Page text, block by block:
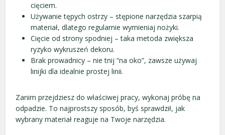
cięciem.
Używanie tępych ostrzy – stępione narzędzia szarpią
materiał, dlatego regularnie wymieniaj nożyki.
Cięcie od strony spodniej – taka metoda zwiększa
ryzyko wykruszeń dekoru.
Brak prowadnicy – nie tnij “na oko”, zawsze używaj
linijki dla idealnie prostej linii.
Zanim przejdziesz do właściwej pracy, wykonaj próbę na
odpadzie. To najprostszy sposób, byś sprawdził, jak
wybrany materiał reaguje na Twoje narzędzia.